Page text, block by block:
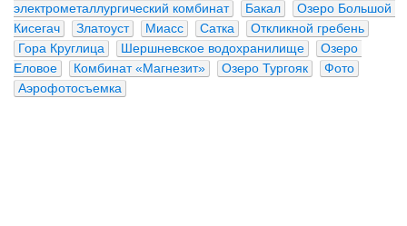
электрометаллургический комбинат
Бакал
Озеро Большой
Кисегач
Златоуст Миасс Сатка
Откликной гребень
Гора Круглица
Шершневское водохранилище
Озеро
Еловое
Комбинат «Магнезит» Озеро Тургояк
Фото
Аэрофотосъемка